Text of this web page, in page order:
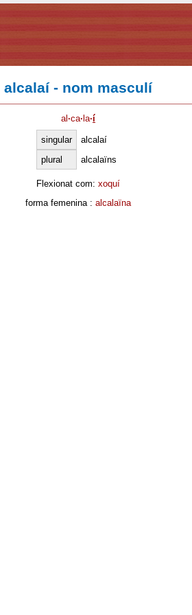
alcalaí - nom masculí
al·ca· la·í
singular
alcalaí
plural
alcalaïns
Flexionat com: xoquí
forma femenina : alcalaïna